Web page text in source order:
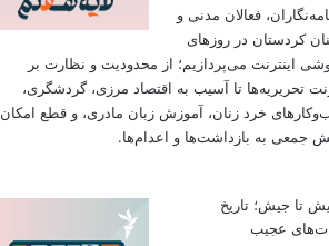
فعالان مدنی و
کردستان در روزهای
اینترنت می‌پردازیم؛ از محدودیت و نظارت بر
تحریریه‌ها تا آسیب به اقتصاد مرزی، گردشگری،
خرد زنان، آموزش زبان مادری، و قطع امکان
جمعی به بازداشت‌ها و اعدام‌ها.
تا جیش؛ تاریخ
عجیب